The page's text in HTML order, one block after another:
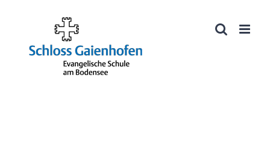
Werkzeugleiste öffnen
springen